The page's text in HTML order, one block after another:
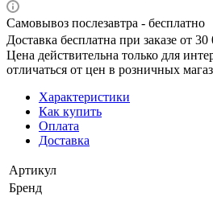
Самовывоз послезавтра - бесплатно
Доставка бесплатна при заказе от 30
Цена действительна только для
отличаться от цен в розничных
Характеристики
Как купить
Оплата
Доставка
Артикул
Бренд